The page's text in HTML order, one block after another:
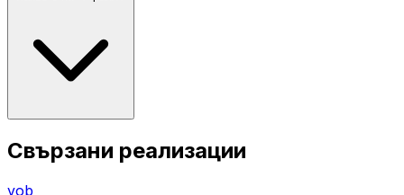
Свързани реализации
vob